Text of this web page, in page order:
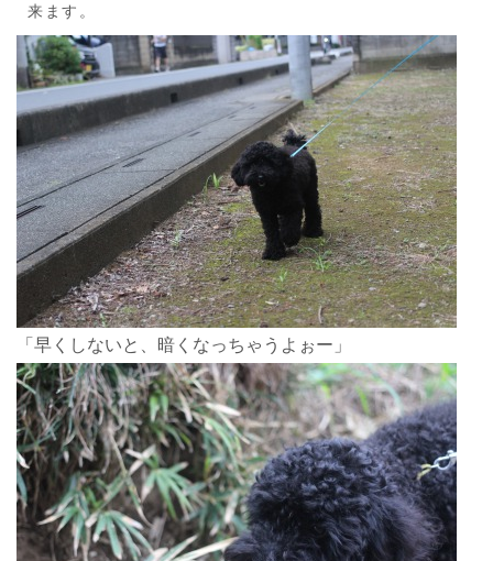
来ます。
「早くしないと、暗くなっちゃうよぉー」